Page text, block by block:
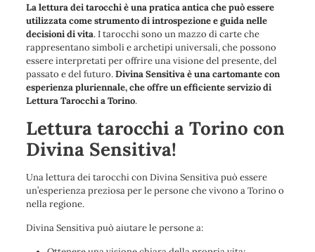
La lettura dei tarocchi è una pratica antica che può essere
utilizzata come strumento di introspezione e guida nelle
decisioni di vita. I tarocchi sono un mazzo di carte che
rappresentano simboli e archetipi universali, che possono
essere interpretati per offrire una visione del presente, del
passato e del futuro.Divina Sensitiva è una cartomante con
esperienza pluriennale, che offre un efficiente servizio di
Lettura Tarocchi a Torino.
Lettura tarocchi a Torino con
Divina Sensitiva!
Una lettura dei tarocchi con Divina Sensitiva può essere
un’esperienza preziosa per le persone che vivono a Torino o
nella regione.
Divina Sensitiva può aiutare le persone a: